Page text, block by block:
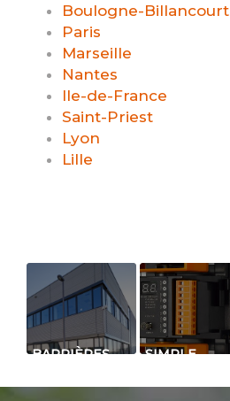
Boulogne-Billancourt
Paris
Marseille
Nantes
Ile-de-France
Saint-Priest
Lyon
Lille
BARRIÈRES
SIMPLE,